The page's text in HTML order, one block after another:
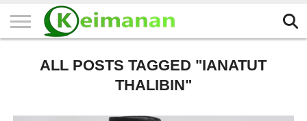
ALL POSTS TAGGED "IANATUT
THALIBIN"